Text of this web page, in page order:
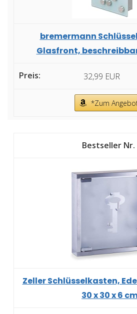
bremermann
Glasfront,
32,99 EUR
*Zum
Zeller Schlüsselkasten,
30 x 30 x 6